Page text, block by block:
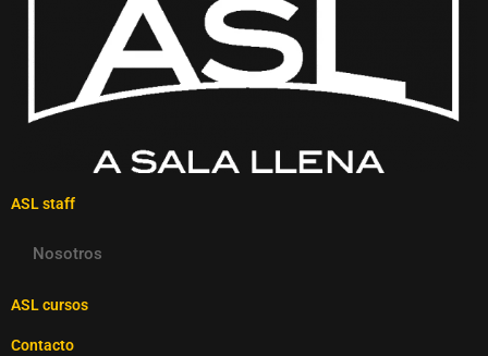
ASL staff
Nosotros
ASL cursos
Contacto